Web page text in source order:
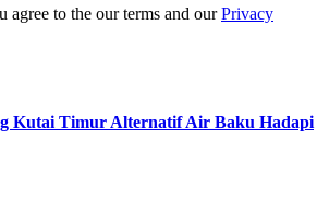
agree to the our terms and ourPrivacy
Kutai Timur Alternatif Air Baku Hadapi